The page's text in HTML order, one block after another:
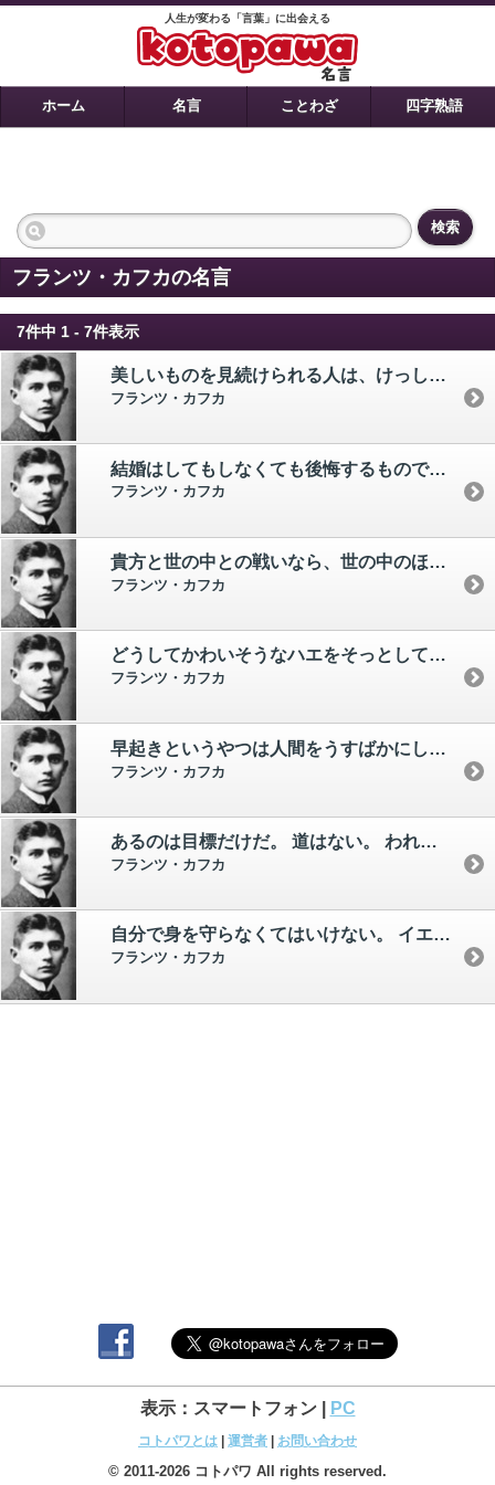
人生が変わる「言葉」に出会える
ホーム 名言 ことわざ 四字熟語
検索
フランツ・カフカの名言
7件中 1 - 7件表示
美しいものを見続けられる人は、けっして老いることがない。
フランツ・カフカ
結婚はしてもしなくても後悔するものである。
フランツ・カフカ
貴方と世の中との戦いなら、世の中のほうに賭けなさい。
フランツ・カフカ
どうしてかわいそうなハエをそっとしておいてやらないのですか？ あなたになにかをしたというのですか？
フランツ・カフカ
早起きというやつは人間をうすばかにしてしまう。 人間はたっぷりと眠らなければいけないのだ。
フランツ・カフカ
あるのは目標だけだ。 道はない。 われわれが道とよんでいるものは、ためらいにほかならない。
フランツ・カフカ
自分で身を守らなくてはいけない。 イエスとノーをはっきり言わなくてはいけない。 そうしないと人々は本当のことを夢にも知ってくれないんだ。
フランツ・カフカ
表示：スマートフォン | PC
コトパワとは | 運営者 | お問い合わせ
© 2011-2026 コトパワ All rights reserved.